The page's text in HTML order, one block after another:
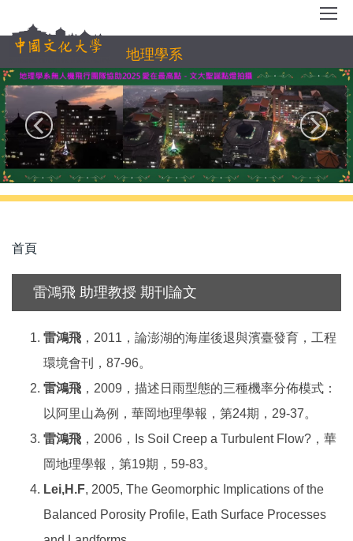
到
主
要
內
區
地理學系
首頁
雷鴻飛 助理教授 期刊論文
雷鴻飛 ， 2011 ，論澎湖的海崖後退與濱臺發育，工程
環境會刊， 87-96。
雷鴻飛 ， 2009 ，描述日雨型態的三種機率分佈模式：
以阿里山為例，華岡地理學報，第24期， 29-37。
雷鴻飛 ， 2006 ， Is Soil Creep a Turbulent Flow? ，華
岡地理學報，第19期， 59-83。
Lei,H.F, 2005, The Geomorphic Implications of the
Balanced Porosity Profile, Eath Surface Processes